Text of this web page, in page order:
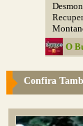
Menos
O
Confira